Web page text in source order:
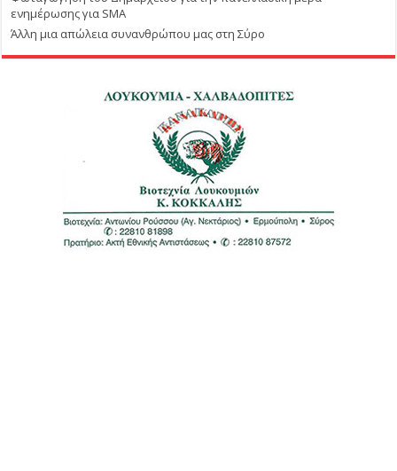
ενημέρωσης για SMA
Άλλη μια απώλεια συνανθρώπου μας στη Σύρο